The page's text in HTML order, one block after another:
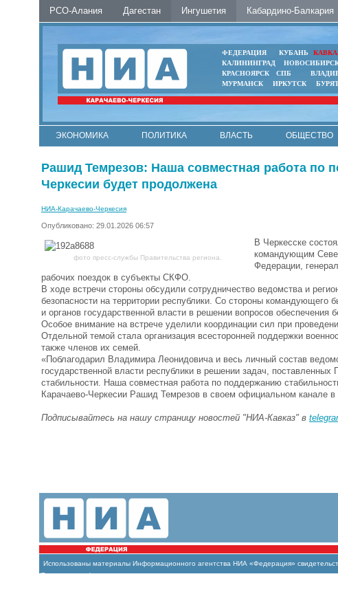
РСО-Алания Дагестан Ингушетия Кабардино-Балкария
ФЕДЕРАЦИЯ КУБАНЬ
КАЛИНИНГРАД
КРАСНОЯРСК
СПБ
МУРМАНСК
ИРКУТСК
ЭКОНОМИКА ПОЛИТИКА ВЛАСТЬ ОБЩЕСТВО
Рашид Темрезов: Наша совместная работа по
Черкесии будет продолжена
НИА-Карачаево-Черкесия
Опубликовано: 29.01.2026 06:57
фото пресс-службы Правительства региона.
В Черкесске
командующим
Федерации,
рабочих поездок в субъекты СКФО.
В ходе встречи стороны обсудили сотрудничество ведомства и
безопасности на территории республики. Со стороны
и органов государственной власти в решении вопросов обеспечения
Особое внимание на встрече уделили координации сил при
Отдельной темой стала организация всесторонней поддержки
также членов их семей.
«Поблагодарил Владимира Леонидовича и весь личный состав
государственной власти республики в решении задач,
стабильности. Наша совместная работа по поддержанию
Карачаево-Черкесии Рашид Темрезов в своем официальном канале
Подписывайтесь на нашу страницу новостей "НИА-Кавказ" в
Использованы материалы Информационного агентства НИА «Федерация»
(Роскомнадзор)